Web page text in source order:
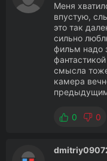
Меня
впустую,
это так
сильно
фильм надо
смысла
камера
0 0